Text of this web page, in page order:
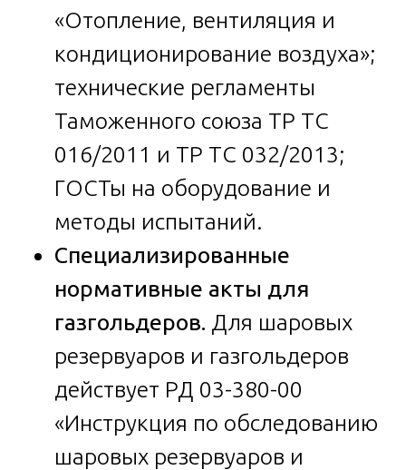
«Отопление, вентиляция и
кондиционирование воздуха»;
технические регламенты
Таможенного союза ТР ТС
016/2011 и ТР ТС 032/2013;
ГОСТы на оборудование и
методы испытаний.
Специализированные
нормативные акты для
газгольдеров. Для шаровых
резервуаров и газгольдеров
действует РД 03-380-00
«Инструкция по обследованию
шаровых резервуаров и